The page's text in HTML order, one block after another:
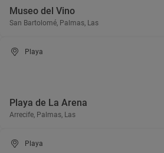
Museo del Vino
San Bartolomé, Palmas, Las
Playa
Playa de La Arena
Arrecife, Palmas, Las
Playa